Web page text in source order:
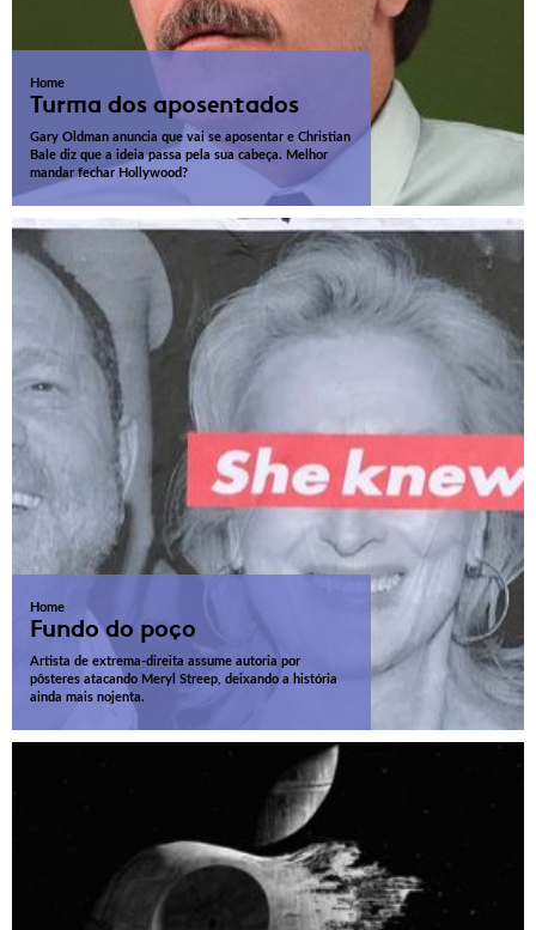
Home
Turma dos aposentados
Gary Oldman anuncia que vai se aposentar e Christian
Bale diz que a ideia passa pela sua cabeça. Melhor
mandar fechar Hollywood?
Home
Fundo do poço
Artista de extrema-direita assume autoria por
pôsteres atacando Meryl Streep, deixando a história
ainda mais nojenta.